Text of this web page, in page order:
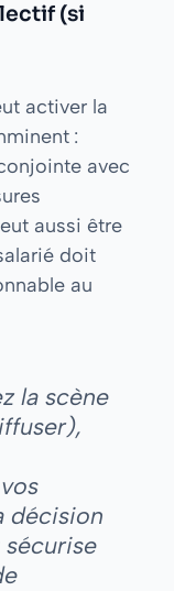
(si
activer la
:
avec
aussi être
doit
au
la scène
décision
sécurise